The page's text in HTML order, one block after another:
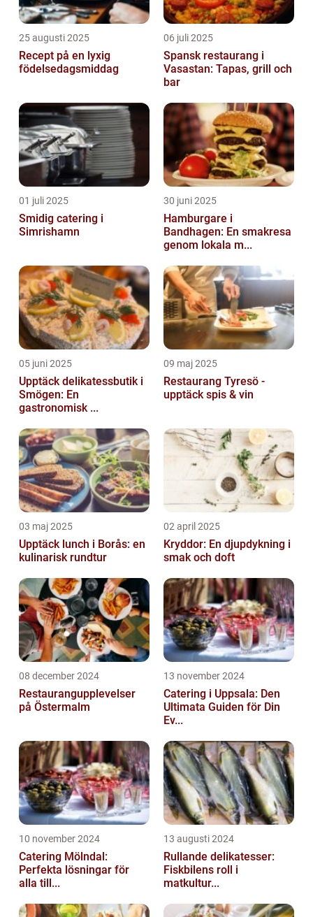
25 augusti 2025
Recept på en lyxig
födelsedagsmiddag
06 juli 2025
Spansk restaurang i
Vasastan: Tapas, grill och
bar
01 juli 2025
Smidig catering i
Simrishamn
30 juni 2025
Hamburgare i
Bandhagen: En smakresa
genom lokala m...
05 juni 2025
Upptäck delikatessbutik i
Smögen: En
gastronomisk ...
09 maj 2025
Restaurang Tyresö -
upptäck spis & vin
03 maj 2025
Upptäck lunch i Borås: en
kulinarisk rundtur
02 april 2025
Kryddor: En djupdykning i
smak och doft
08 december 2024
Restaurangupplevelser
på Östermalm
13 november 2024
Catering i Uppsala: Den
Ultimata Guiden för Din
Ev...
10 november 2024
Catering Mölndal:
Perfekta lösningar för
alla till...
13 augusti 2024
Rullande delikatesser:
Fiskbilens roll i
matkultur...